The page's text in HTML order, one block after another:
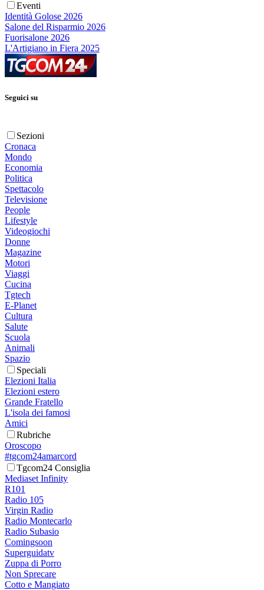
Eventi
Identità Golose 2026
Salone del Risparmio 2026
Fuorisalone 2026
L'Artigiano in Fiera 2025
Seguici su
Sezioni
Cronaca
Mondo
Economia
Politica
Spettacolo
Televisione
People
Lifestyle
Videogiochi
Donne
Magazine
Motori
Viaggi
Cucina
Tgtech
E-Planet
Cultura
Salute
Scuola
Animali
Spazio
Speciali
Elezioni Italia
Elezioni estero
Grande Fratello
L'isola dei famosi
Amici
Rubriche
Oroscopo
#tgcom24amarcord
Tgcom24 Consiglia
Mediaset Infinity
R101
Radio 105
Virgin Radio
Radio Montecarlo
Radio Subasio
Comingsoon
Superguidatv
Zuppa di Porro
Non Sprecare
Cotto e Mangiato